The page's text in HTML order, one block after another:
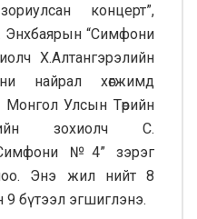
концерт”,
Энхбаярын “Симфони
Х.Алтангэрэлийн
найрал хөгжимд
Монгол Улсын Төрийн
зохиолч С.
№4” зэрэг
Энэ жил нийт 8
9 бүтээл эгшиглэнэ.